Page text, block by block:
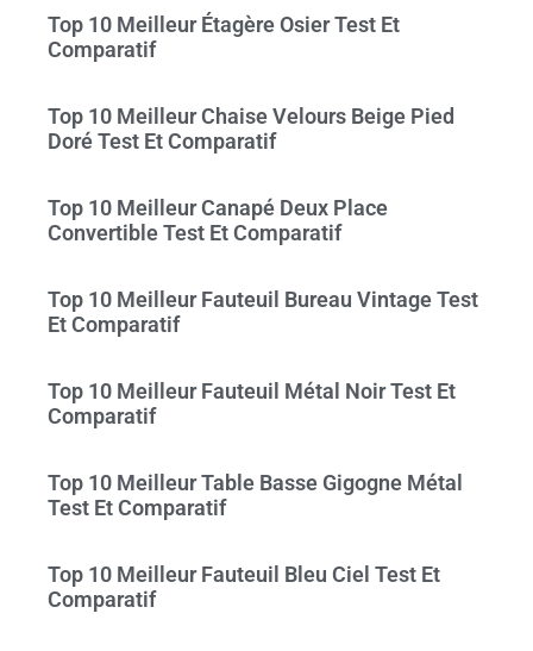
Top 10 Meilleur Étagère Osier Test Et
Comparatif
Top 10 Meilleur Chaise Velours Beige Pied
Doré Test Et Comparatif
Top 10 Meilleur Canapé Deux Place
Convertible Test Et Comparatif
Top 10 Meilleur Fauteuil Bureau Vintage Test
Et Comparatif
Top 10 Meilleur Fauteuil Métal Noir Test Et
Comparatif
Top 10 Meilleur Table Basse Gigogne Métal
Test Et Comparatif
Top 10 Meilleur Fauteuil Bleu Ciel Test Et
Comparatif